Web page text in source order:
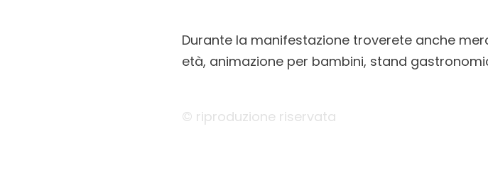
Durante la manifestazione troverete anche
età, animazione per bambini, stand
© riproduzione riservata